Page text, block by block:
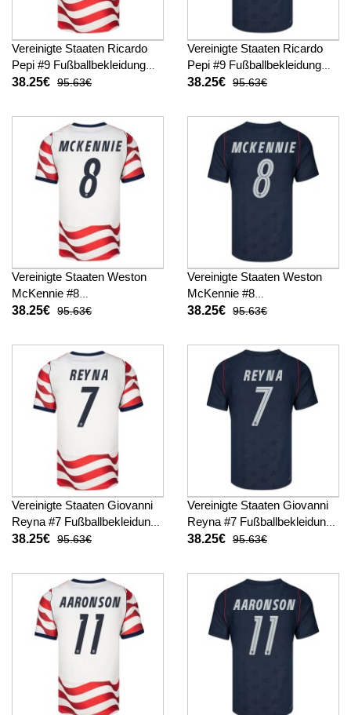
Vereinigte Staaten Ricardo
Pepi #9 Fußballbekleidung
Heimtrikot WM 2026
38.25€ 95.63€
Vereinigte Staaten Ricardo
Pepi #9 Fußballbekleidung
Auswärtstrikot WM 2026
38.25€ 95.63€
Vereinigte Staaten Weston
McKennie #8
Fußballbekleidung Heimtrikot
38.25€ 95.63€
Vereinigte Staaten Weston
McKennie #8
Fußballbekleidung
Kurzarm
38.25€ 95.63€
Vereinigte Staaten Giovanni
Reyna #7 Fußballbekleidung
Heimtrikot WM 2026
38.25€ 95.63€
Vereinigte Staaten Giovanni
Reyna #7 Fußballbekleidung
Auswärtstrikot WM 2026
38.25€ 95.63€